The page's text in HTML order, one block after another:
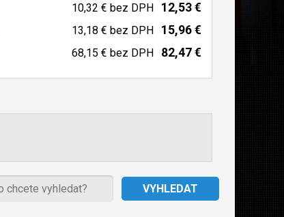
10,32 € bez DPH 12,53 €
13,18 € bez DPH 15,96 €
68,15 € bez DPH 82,47 €